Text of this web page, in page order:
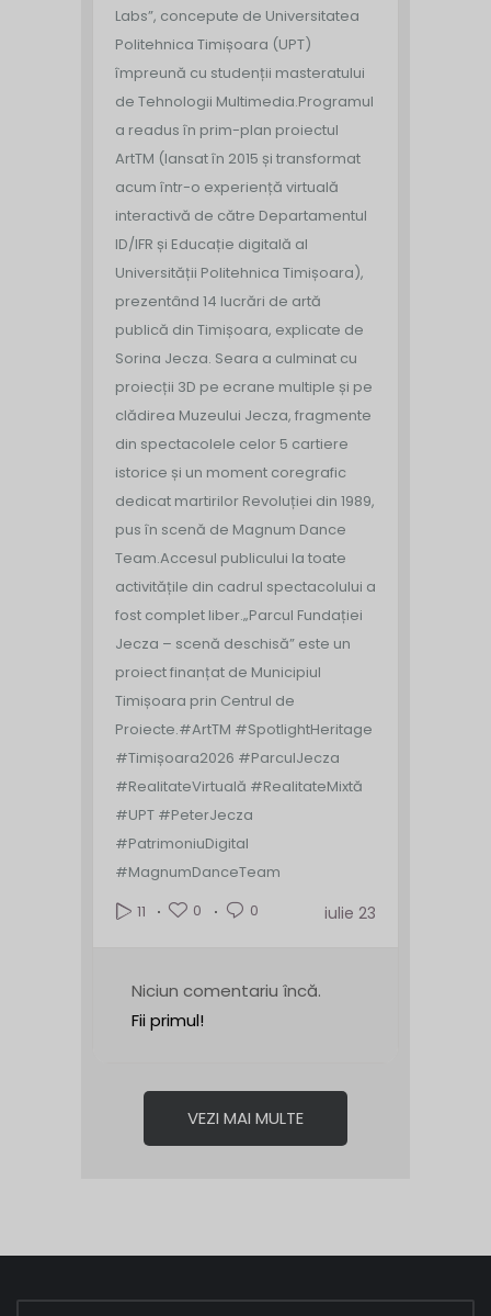
Labs”, concepute de Universitatea
Politehnica Timișoara (UPT)
împreună cu studenții masteratului
de Tehnologii Multimedia.Programul
a readus în prim-plan proiectul
ArtTM (lansat în 2015 și transformat
acum într-o experiență virtuală
interactivă de către Departamentul
ID/IFR și Educație digitală al
Universității Politehnica Timișoara),
prezentând 14 lucrări de artă
publică din Timișoara, explicate de
Sorina Jecza. Seara a culminat cu
proiecții 3D pe ecrane multiple și pe
clădirea Muzeului Jecza, fragmente
din spectacolele celor 5 cartiere
istorice și un moment coregrafic
dedicat martirilor Revoluției din 1989,
pus în scenă de Magnum Dance
Team.Accesul publicului la toate
activitățile din cadrul spectacolului a
fost complet liber.„Parcul Fundației
Jecza – scenă deschisă” este un
proiect finanțat de Municipiul
Timișoara prin Centrul de
Proiecte.#ArtTM #SpotlightHeritage
#Timișoara2026 #ParculJecza
#RealitateVirtuală #RealitateMixtă
#UPT #PeterJecza
#PatrimoniuDigital
#MagnumDanceTeam
11
0 0 iulie 23
Niciun comentariu încă.
Fii primul!
VEZI MAI MULTE